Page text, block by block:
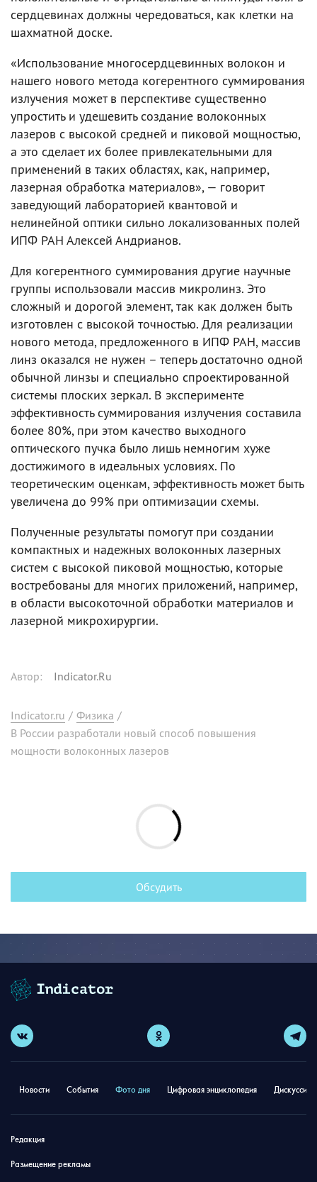
сердцевинах должны чередоваться, как клетки на
шахматной доске.
«Использование многосердцевинных волокон и
нашего нового метода когерентного суммирования
излучения может в перспективе существенно
упростить и удешевить создание волоконных
лазеров с высокой средней и пиковой мощностью,
а это сделает их более привлекательными для
применений в таких областях, как, например,
лазерная обработка материалов», — говорит
заведующий лабораторией квантовой и
нелинейной оптики сильно локализованных полей
ИПФ РАН Алексей Андрианов.
Для когерентного суммирования другие научные
группы использовали массив микролинз. Это
сложный и дорогой элемент, так как должен быть
изготовлен с высокой точностью. Для реализации
нового метода, предложенного в ИПФ РАН, массив
линз оказался не нужен – теперь достаточно одной
обычной линзы и специально спроектированной
системы плоских зеркал. В эксперименте
эффективность суммирования излучения составила
более 80%, при этом качество выходного
оптического пучка было лишь немногим хуже
достижимого в идеальных условиях. По
теоретическим оценкам, эффективность может быть
увеличена до 99% при оптимизации схемы.
Полученные результаты помогут при создании
компактных и надежных волоконных лазерных
систем с высокой пиковой мощностью, которые
востребованы для многих приложений, например,
в области высокоточной обработки материалов и
лазерной микрохирургии.
Автор: Indicator.Ru
Indicator.ru / Физика /
В России разработали новый способ повышения
мощности волоконных лазеров
Обсудить
Новости События Фото дня Цифровая энциклопедия
Редакция
Размещение рекламы